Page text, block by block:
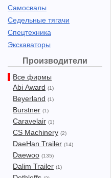
Самосвалы
Седельные тягачи
Спецтехника
Экскаваторы
Производители
Все фирмы
Abi Award (1)
Beyerland (1)
Burstner (1)
Caravelair (1)
CS Machinery (2)
DaeHan Trailer (14)
Daewoo (135)
Dalim Trailer (1)